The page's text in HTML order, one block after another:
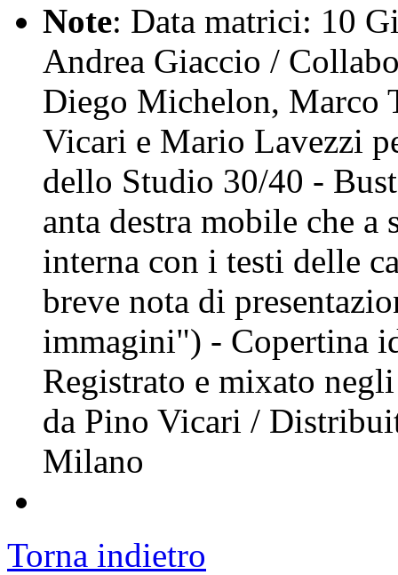
Note: Data matrici: 10
Andrea Giaccio /
Diego Michelon, Marco
Vicari e Mario Lavezzi
dello Studio 30/40 -
anta destra mobile che
interna con i testi delle
breve nota di
immagini") - Copertina
Registrato e mixato
da Pino Vicari /
Milano
Torna indietro